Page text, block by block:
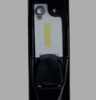
Lampy
pozycyjne LED
Oświetlenie
wewnętrze
Oferty